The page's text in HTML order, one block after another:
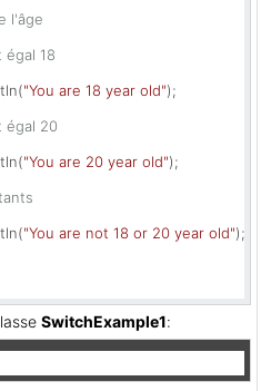
l'âge
égal 18
"You are 18 year old");
égal 20
"You are 20 year old");
"You are not 18 or 20 year old");
SwitchExample1: